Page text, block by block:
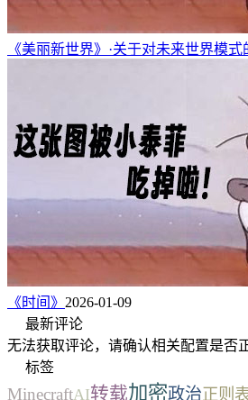
《美丽新世界》·关于对未来世界模式
《时间》 2026-01-09
最新评论
无法获取评论，请确认相关配置是否
标签
MinecraftAI转载加密政治正则